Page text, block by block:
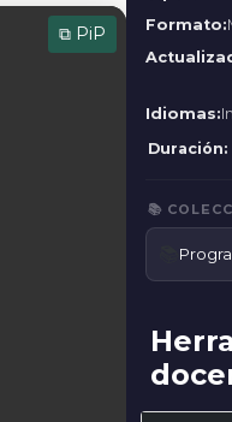
⧉ PiP
Formato:
Idiomas:
Duración:
📚